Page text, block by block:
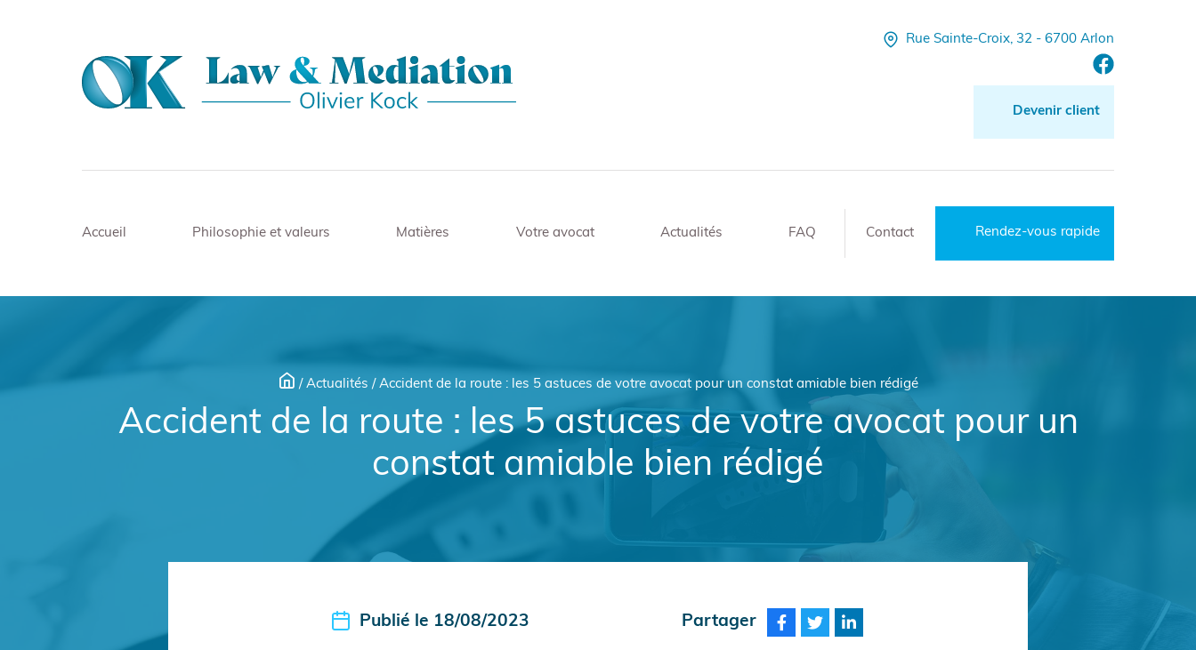
Rue Sainte-Croix, 32 - 6700 Arlon
Devenir client
Accueil Philosophie et valeurs Matières Votre avocat Actualités FAQ Contact Rendez-vous rapide
/ Actualités / Accident de la route : les 5 astuces de votre avocat pour un constat amiable bien rédigé
Accident de la route : les 5 astuces de votre avocat pour un
constat amiable bien rédigé
Publié le 18/08/2023 Partager